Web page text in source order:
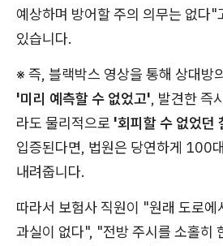
예상하며 방어할 주의 의무는 없다"
있습니다.
※ 즉, 블랙박스 영상을 통해 상대방
'미리 예측할 수 없었고', 발견한 즉
라도 물리적으로 '회피할 수 없었던
입증된다면, 법원은 당연하게 100
내려줍니다.
따라서 보험사 직원이 "원래 도로에
과실이 없다", "전방 주시를 소홀히